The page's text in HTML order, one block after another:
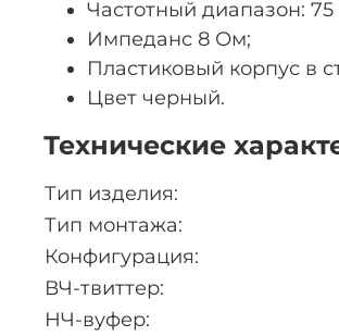
Частотный диапазон: 75
Импеданс 8 Ом;
Пластиковый корпус в
Цвет черный.
Технические
Тип изделия:
Тип монтажа:
Конфигурация:
ВЧ-твиттер:
НЧ-вуфер: